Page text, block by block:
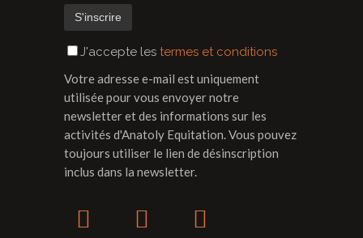
J'accepte les termes et conditions
Votre adresse e-mail est uniquement
utilisée pour vous envoyer notre
newsletter et des informations sur les
activités d'Anatoly Equitation. Vous pouvez
toujours utiliser le lien de désinscription
inclus dans la newsletter.